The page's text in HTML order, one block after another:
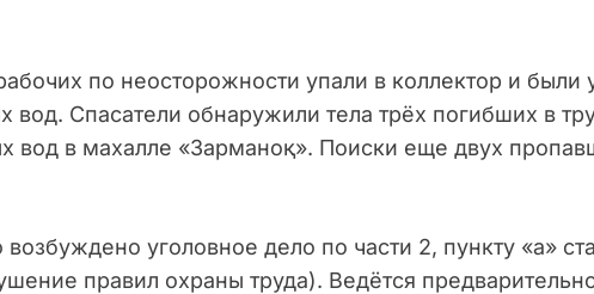
по неосторожности упали в коллектор и были
вод. Спасатели обнаружили тела трёх погибших в
вод в махалле «Зарманоқ». Поиски еще двух
уголовное дело по части 2, пункту «а»
правил охраны труда). Ведётся